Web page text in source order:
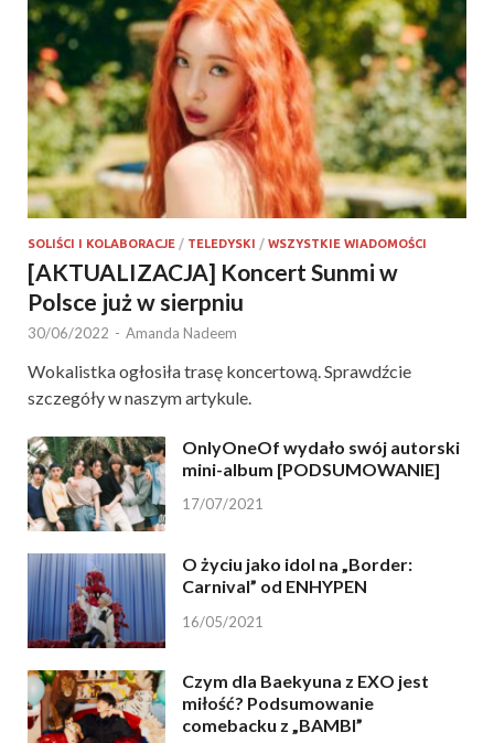
SOLIŚCI I KOLABORACJE / TELEDYSKI / WSZYSTKIE WIADOMOŚCI
[AKTUALIZACJA] Koncert Sunmi w
Polsce już w sierpniu
30/06/2022 - Amanda Nadeem
Wokalistka ogłosiła trasę koncertową. Sprawdźcie
szczegóły w naszym artykule.
OnlyOneOf wydało swój autorski
mini-album [PODSUMOWANIE]
17/07/2021
O życiu jako idol na „Border:
Carnival” od ENHYPEN
16/05/2021
Czym dla Baekyuna z EXO jest
miłość? Podsumowanie
comebacku z „BAMBI”